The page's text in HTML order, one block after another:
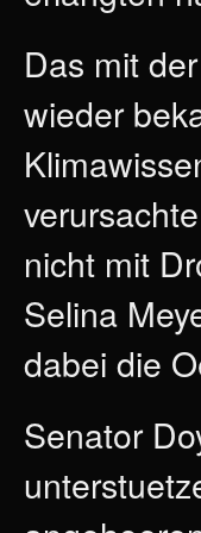
Das mit
wieder
nicht mit
Selina
dabei die
Senator